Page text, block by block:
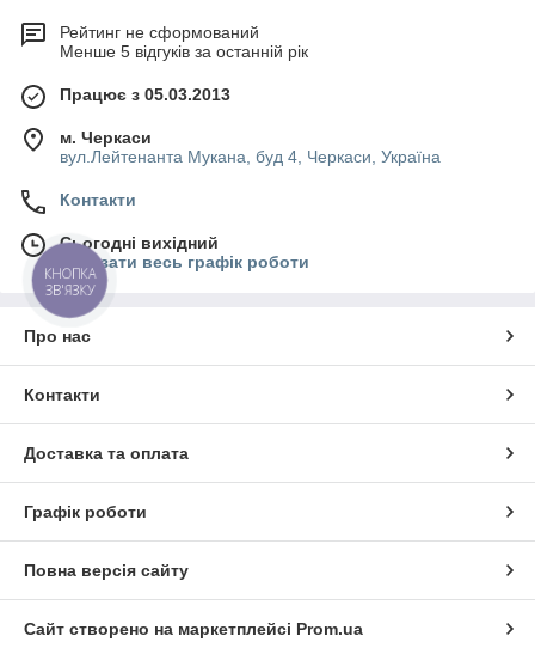
Рейтинг не сформований
Менше 5 відгуків за останній рік
Працює з 05.03.2013
м. Черкаси
вул.Лейтенанта Мукана, буд 4, Черкаси, Україна
Контакти
Сьогодні вихідний
Показати весь графік роботи
Про нас
Контакти
Доставка та оплата
Графік роботи
Повна версія сайту
Сайт створено на маркетплейсі Prom.ua
КНОПКА
ЗВ'ЯЗКУ